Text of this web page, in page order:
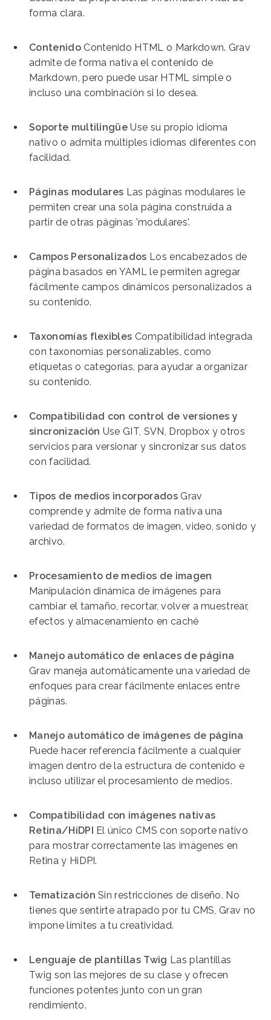
forma clara.
ContenidoContenido HTML o Markdown. Grav
admite de forma nativa el contenido de
Markdown, pero puede usar HTML simple o
incluso una combinación si lo desea.
Soporte multilingüe Use su propio idioma
nativo o admita múltiples idiomas diferentes con
facilidad.
Páginas modulares Las páginas modulares le
permiten crear una sola página construida a
partir de otras páginas 'modulares'.
Campos Personalizados Los encabezados de
página basados ​​en YAML le permiten agregar
fácilmente campos dinámicos personalizados a
su contenido.
Taxonomías flexibles Compatibilidad integrada
con taxonomías personalizables, como
etiquetas o categorías, para ayudar a organizar
su contenido.
Compatibilidad con control de versiones y
sincronización Use GIT, SVN, Dropbox y otros
servicios para versionar y sincronizar sus datos
con facilidad.
Tipos de medios incorporadosGrav
comprende y admite de forma nativa una
variedad de formatos de imagen, video, sonido y
archivo.
Procesamiento de medios de imagen
Manipulación dinámica de imágenes para
cambiar el tamaño, recortar, volver a muestrear,
efectos y almacenamiento en caché
Manejo automático de enlaces de página
Grav maneja automáticamente una variedad de
enfoques para crear fácilmente enlaces entre
páginas.
Manejo automático de imágenes de página
Puede hacer referencia fácilmente a cualquier
imagen dentro de la estructura de contenido e
incluso utilizar el procesamiento de medios.
Compatibilidad con imágenes nativas
Retina/HiDPI El único CMS con soporte nativo
para mostrar correctamente las imágenes en
Retina y HiDPI.
Tematización Sin restricciones de diseño. No
tienes que sentirte atrapado por tu CMS, Grav no
impone límites a tu creatividad.
Lenguaje de plantillas Twig Las plantillas
Twig son las mejores de su clase y ofrecen
funciones potentes junto con un gran
rendimiento.